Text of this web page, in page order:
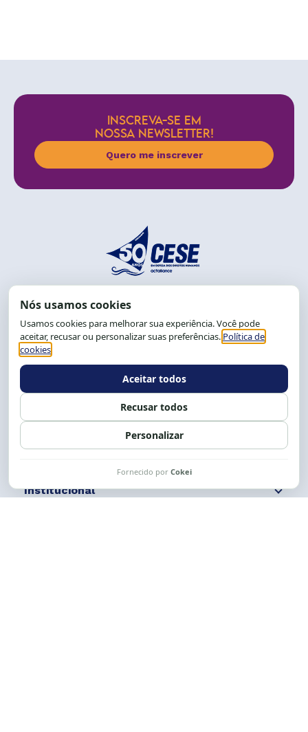
INSCREVA-SE EM
NOSSA NEWSLETTER!
Quero me inscrever
End.: R. da Graça, 150. Graça
CEP: 40.150-055
Salvador-BA, Brasil.
Tel.: (71) 2104-5457, Cel.: (71) 9 9239-2104 ou 2105
Expediente: 8h às 12h e 13 às 17h.
Siga nossas redes Fale conosco
Institucional